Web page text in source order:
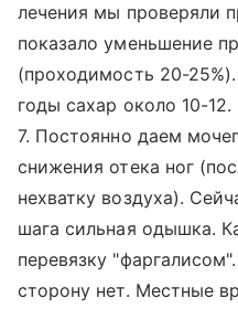
лечения мы проверяли
показало уменьшение
(проходимость 20-
годы сахар около 10-
7. Постоянно даем
снижения отека ног
нехватку воздуха).
шага сильная одышка.
перевязку
сторону нет. Местные